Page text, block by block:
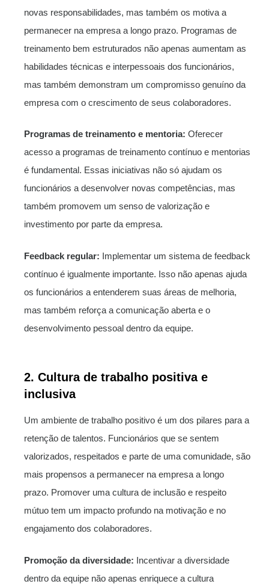
novas responsabilidades, mas também os motiva a
permanecer na empresa a longo prazo. Programas de
treinamento bem estruturados não apenas aumentam as
habilidades técnicas e interpessoais dos funcionários,
mas também demonstram um compromisso genuíno da
empresa com o crescimento de seus colaboradores.
Programas de treinamento e mentoria: Oferecer
acesso a programas de treinamento contínuo e mentorias
é fundamental. Essas iniciativas não só ajudam os
funcionários a desenvolver novas competências, mas
também promovem um senso de valorização e
investimento por parte da empresa.
Feedback regular: Implementar um sistema de feedback
contínuo é igualmente importante. Isso não apenas ajuda
os funcionários a entenderem suas áreas de melhoria,
mas também reforça a comunicação aberta e o
desenvolvimento pessoal dentro da equipe.
2. Cultura de trabalho positiva e
inclusiva
Um ambiente de trabalho positivo é um dos pilares para a
retenção de talentos. Funcionários que se sentem
valorizados, respeitados e parte de uma comunidade, são
mais propensos a permanecer na empresa a longo
prazo. Promover uma cultura de inclusão e respeito
mútuo tem um impacto profundo na motivação e no
engajamento dos colaboradores.
Promoção da diversidade: Incentivar a diversidade
dentro da equipe não apenas enriquece a cultura